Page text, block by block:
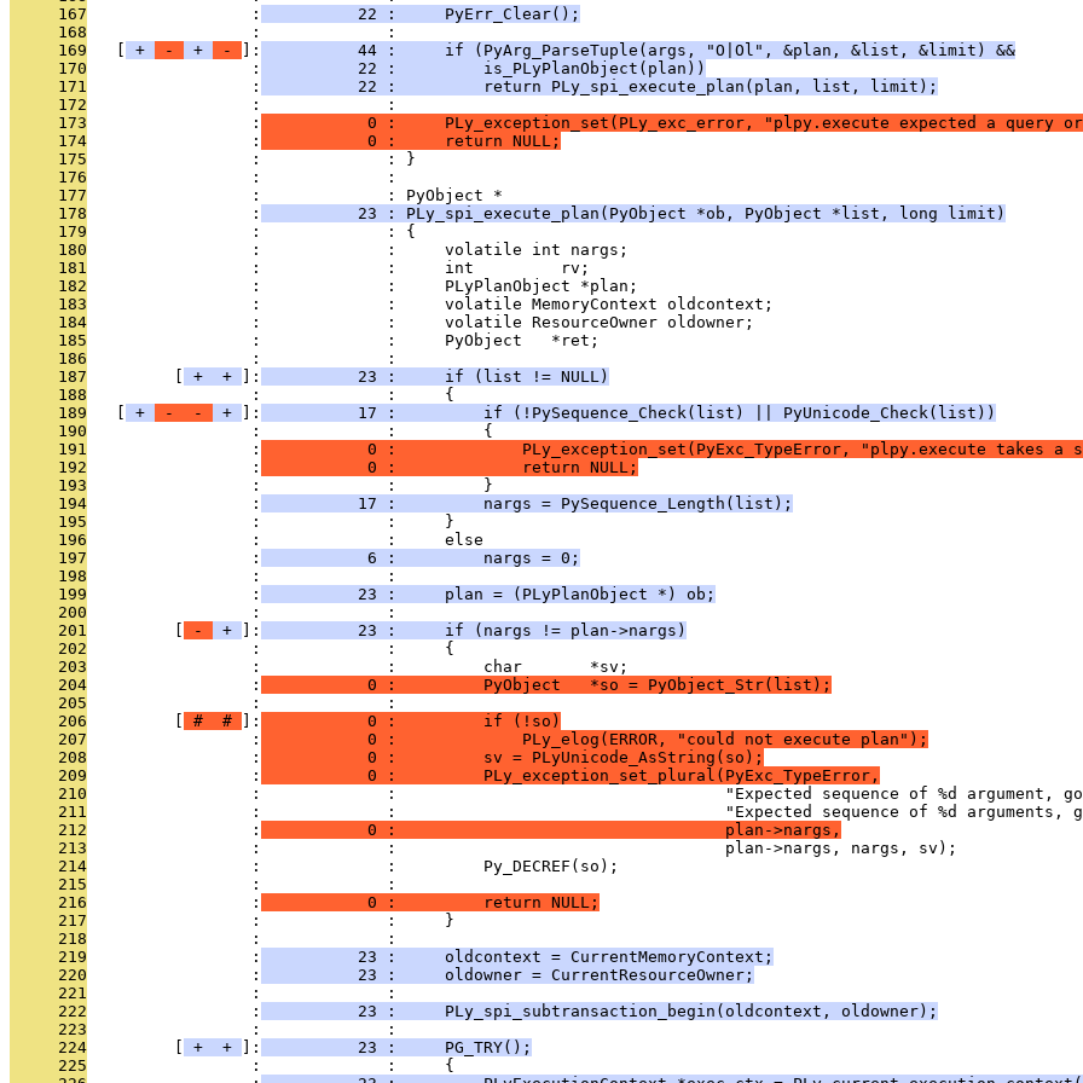
     167
                 :
          22 :     PyErr_Clear();
     168
                 :             :
     169
+ - + - ]:
          44 :     if (PyArg_ParseTuple(args, "O|Ol", &plan, &list, &limit) &&
     170
                 :
          22 :         is_PLyPlanObject(plan))
     171
                 :
          22 :         return PLy_spi_execute_plan(plan, list, limit);
     172
                 :             :
     173
                 :
0 :     PLy_exception_set(PLy_exc_error, "plpy.execute expected a query
     174
                 :
           0 :     return NULL;
     175
                 :             : }
     176
                 :             :
     177
                 :             : PyObject *
     178
                 :
          23 : PLy_spi_execute_plan(PyObject *ob, PyObject *list, long limit)
     179
                 :             : {
     180
                 :             :     volatile int nargs;
     181
                 :             :     int         rv;
     182
                 :             :     PLyPlanObject *plan;
     183
                 :             :     volatile MemoryContext oldcontext;
     184
                 :             :     volatile ResourceOwner oldowner;
     185
                 :             :     PyObject   *ret;
     186
                 :             :
     187
+ + ]:
          23 :     if (list != NULL)
     188
                 :             :     {
     189
+ - - + ]:
          17 :         if (!PySequence_Check(list) || PyUnicode_Check(list))
     190
                 :             :         {
     191
                 :
0 :             PLy_exception_set(PyExc_TypeError, "plpy.execute takes a
     192
                 :
           0 :             return NULL;
     193
                 :             :         }
     194
                 :
          17 :         nargs = PySequence_Length(list);
     195
                 :             :     }
     196
                 :             :     else
     197
                 :
           6 :         nargs = 0;
     198
                 :             :
     199
                 :
          23 :     plan = (PLyPlanObject *) ob;
     200
                 :             :
     201
- + ]:
          23 :     if (nargs != plan->nargs)
     202
                 :             :     {
     203
                 :             :         char       *sv;
     204
                 :
           0 :         PyObject   *so = PyObject_Str(list);
     205
                 :             :
     206
# # ]:
           0 :         if (!so)
     207
                 :
           0 :             PLy_elog(ERROR, "could not execute plan");
     208
                 :
           0 :         sv = PLyUnicode_AsString(so);
     209
                 :
           0 :         PLy_exception_set_plural(PyExc_TypeError,
     210
:             :                                  "Expected sequence of %d argument,
     211
:             :                                  "Expected sequence of %d arguments,
     212
                 :
           0 :                                  plan->nargs,
     213
                 :             :                                  plan->nargs, nargs, sv);
     214
                 :             :         Py_DECREF(so);
     215
                 :             :
     216
                 :
           0 :         return NULL;
     217
                 :             :     }
     218
                 :             :
     219
                 :
          23 :     oldcontext = CurrentMemoryContext;
     220
                 :
          23 :     oldowner = CurrentResourceOwner;
     221
                 :             :
     222
                 :
          23 :     PLy_spi_subtransaction_begin(oldcontext, oldowner);
     223
                 :             :
     224
+ + ]:
          23 :     PG_TRY();
     225
                 :             :     {